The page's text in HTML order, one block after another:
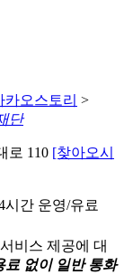
카오스토리 >
단
로 110 [찾아오시
시간 운영/유료
비스 제공에 대
료 없이 일반 통화